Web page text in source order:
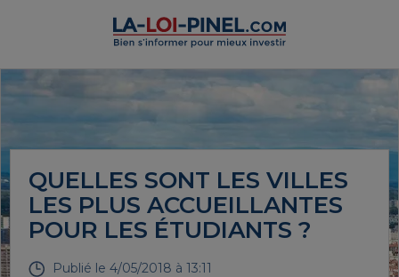
QUELLES SONT LES VILLES
LES PLUS ACCUEILLANTES
POUR LES ÉTUDIANTS ?
Publié le 4/05/2018 à 13:11